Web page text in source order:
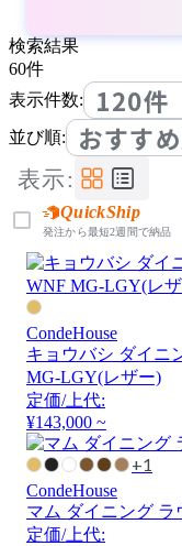
検索結果
60件
表示件数:
120件
並び順: おすす
表示:
QuickShip
発注から最短2週間で納品
CondeHouse
キョウバシ ダイニ
MG-LGY(レザー)
定価/上代:
¥143,000 ~
+1
CondeHouse
マム ダイニング
定価/上代: